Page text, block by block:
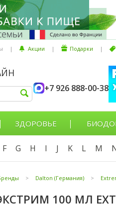
| Акции | Подарки |
+7 926 888-00-38
ЗДОРОВЬЕ
F G H I J K L M
> Dalton (Германия) >
100 МЛ